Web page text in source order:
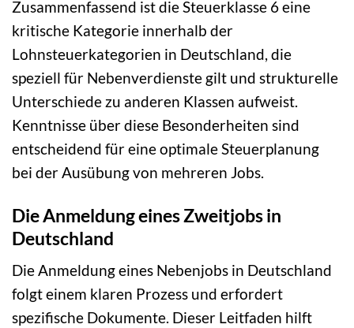
Zusammenfassend ist die Steuerklasse 6 eine
kritische Kategorie innerhalb der
Lohnsteuerkategorien in Deutschland, die
speziell für Nebenverdienste gilt und strukturelle
Unterschiede zu anderen Klassen aufweist.
Kenntnisse über diese Besonderheiten sind
entscheidend für eine optimale Steuerplanung
bei der Ausübung von mehreren Jobs.
Die Anmeldung eines Zweitjobs in
Deutschland
Die Anmeldung eines Nebenjobs in Deutschland
folgt einem klaren Prozess und erfordert
spezifische Dokumente. Dieser Leitfaden hilft